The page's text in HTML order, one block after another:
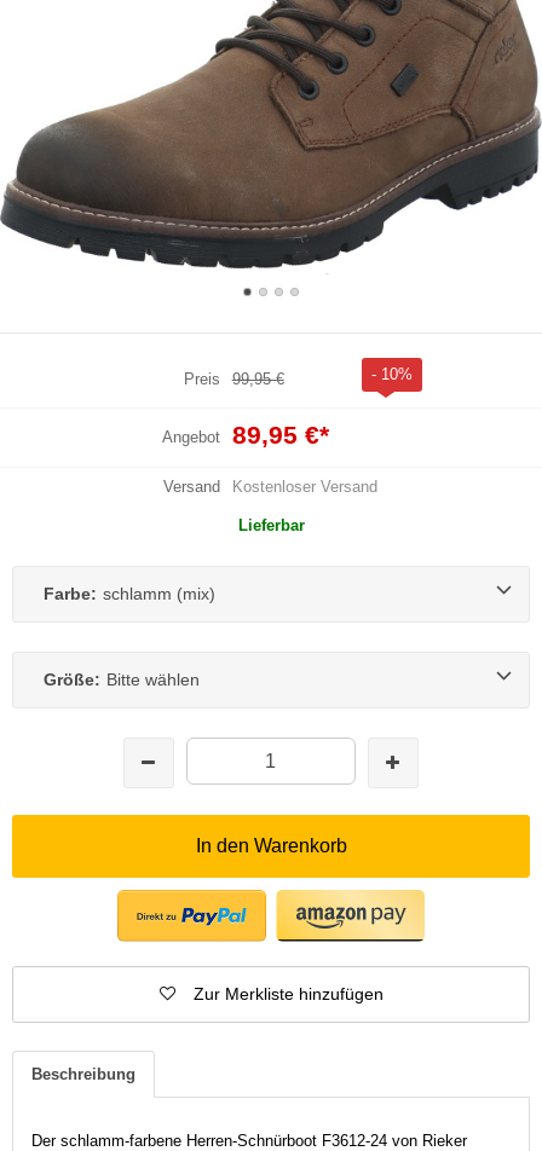
Preis 99,95 € - 10%
Angebot 89,95 €*
Versand Kostenloser Versand
Lieferbar
Farbe: schlamm (mix)
Größe: Bitte wählen
In den Warenkorb
Zur Merkliste hinzufügen
Beschreibung
Der schlamm-farbene Herren-Schnürboot F3612-24 von Rieker